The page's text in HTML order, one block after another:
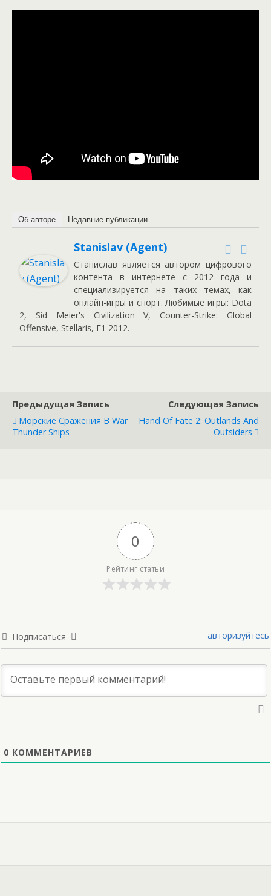
Об авторе Недавние публикации
Stanislav (Agent)
Станислав является автором цифрового
контента в интернете с 2012 года и
специализируется на таких темах, как
онлайн-игры и спорт. Любимые игры: Dota
2, Sid Meier's Civilization V, Counter-Strike: Global
Offensive, Stellaris, F1 2012.
Предыдущая Запись
Морские Сражения В War
Thunder Ships
Следующая Запись
Hand Of Fate 2: Outlands And
Outsiders
0
Рейтинг статьи
Подписаться авторизуйтесь
0 КОММЕНТАРИЕВ